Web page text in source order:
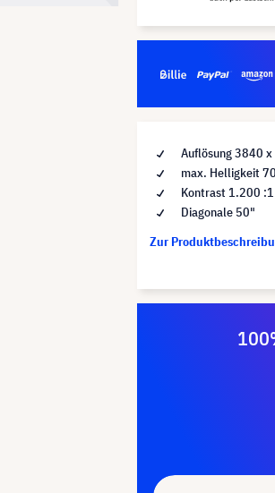
Auflösung 3840
max. Helligkeit
Kontrast 1.200 :1
Diagonale 50"
Zur